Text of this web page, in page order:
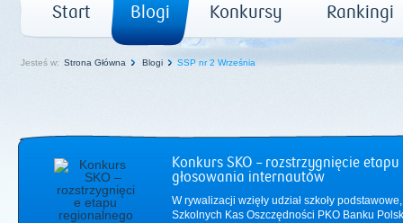
Start Blogi Konkursy Rankingi
Jesteś w: Strona Główna Blogi SSP nr 2 Września
Konkurs SKO – rozstrzygnięcie
głosowania internautów
W rywalizacji wzięły udział szkoły
Szkolnych Kas Oszczędności PKO Banku